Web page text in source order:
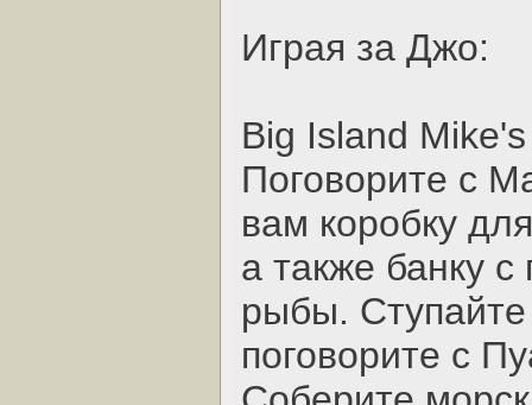
Играя за Джо:
Big Island Mike's
Поговорите с
вам коробку
а также банку
рыбы. Ступайте
поговорите с